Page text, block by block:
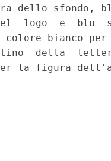
dello sfondo,
logo  e  blu
bianco
della
la figura